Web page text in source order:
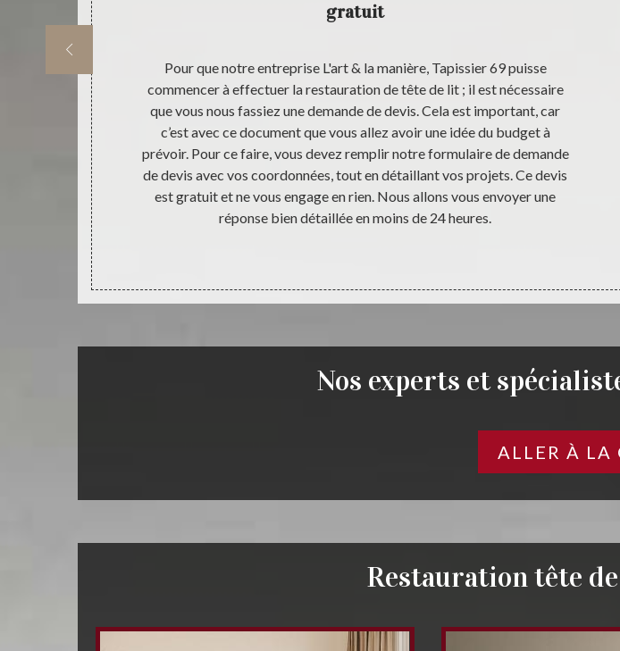
gratuit
Pour que notre entreprise L'art & la manière, Tapissier 69 puisse
commencer à effectuer la restauration de tête de lit ; il est nécessaire
que vous nous fassiez une demande de devis. Cela est important, car
c’est avec ce document que vous allez avoir une idée du budget à
prévoir. Pour ce faire, vous devez remplir notre formulaire de demande
de devis avec vos coordonnées, tout en détaillant vos projets. Ce devis
est gratuit et ne vous engage en rien. Nous allons vous envoyer une
réponse bien détaillée en moins de 24 heures.
Nos experts et
ALLER À LA
Restauration tête